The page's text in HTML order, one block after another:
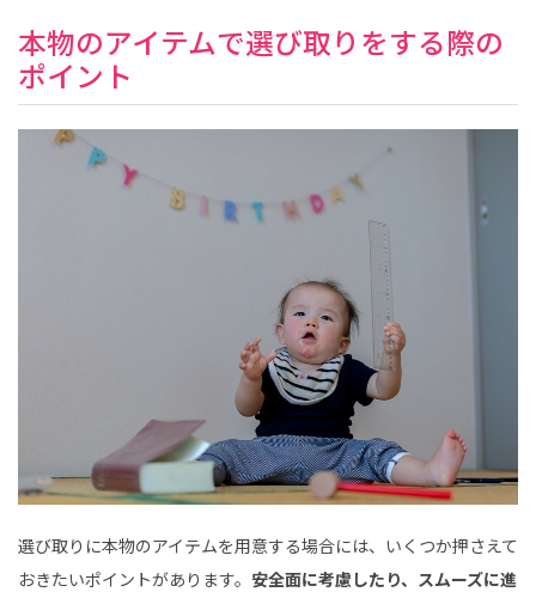
本物のアイテムで選び取りをする際の
ポイント
選び取りに本物のアイテムを用意する場合には、いくつか押さえて
おきたいポイントがあります。 安全面に考慮したり、スムーズに進